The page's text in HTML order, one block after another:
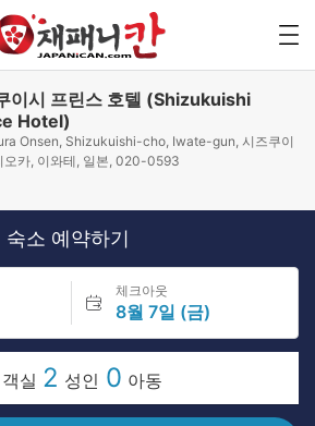
이시 프린스 호텔 (Shizukuishi
Hotel)
Onsen, Shizukuishi-cho, Iwate-gun, 시즈쿠이
오카, 이와테, 일본, 020-0593
숙소 예약하기
체크아웃
8월 7일 (금)
객실 2 성인 0 아동